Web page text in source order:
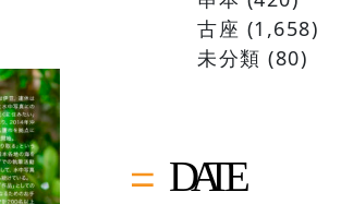
古座 (1,658)
未分類 (80)